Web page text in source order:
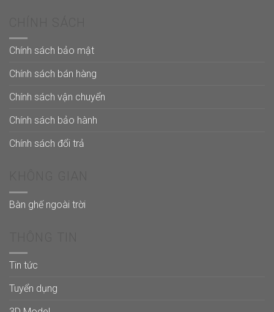
Chính sách bảo mật
Chính sách bán hàng
Chính sách vận chuyển
Chính sách bảo hành
Chính sách đổi trả
Bàn ghế ngoài trời
Tin tức
Tuyển dụng